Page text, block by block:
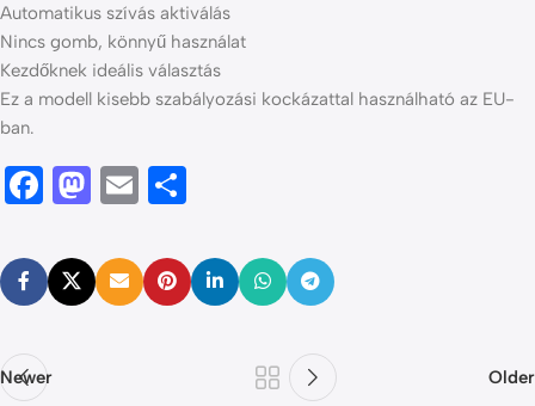
Automatikus szívás aktiválás
Nincs gomb, könnyű használat
Kezdőknek ideális választás
Ez a modell kisebb szabályozási kockázattal használható az EU-
ban.
Facebook
Mastodon
Email
Newer Older